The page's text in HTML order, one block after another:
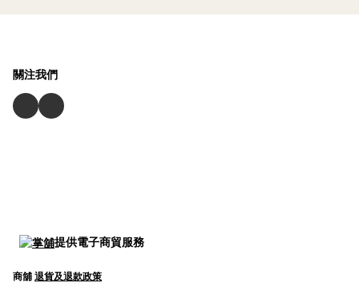
關注我們
提供電子商貿服務
商舖 退貨及退款政策